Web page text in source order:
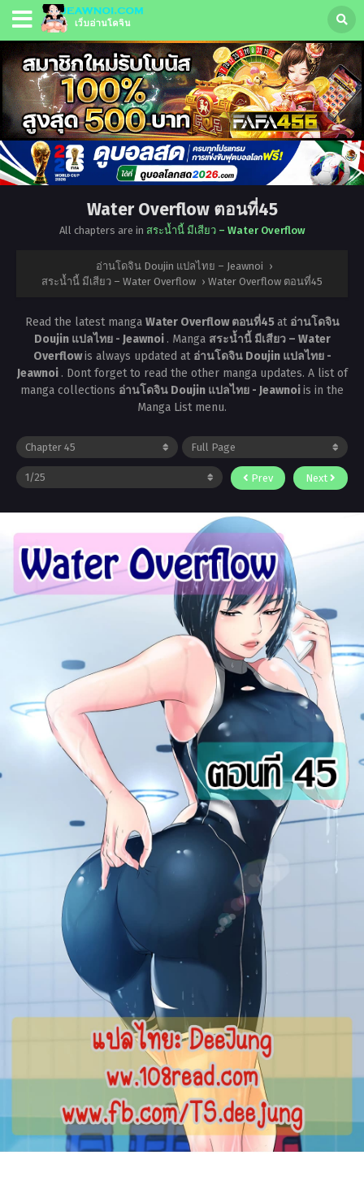
Water Overflow ตอนที่45
All chapters are in สระน้ำนี้ มีเสียว – Water Overflow
อ่านโดจิน Doujin แปลไทย – Jeawnoi ›
สระน้ำนี้ มีเสียว – Water Overflow › Water Overflow ตอนที่45
Read the latest manga Water Overflow ตอนที่45at อ่านโดจิน
Doujin แปลไทย - Jeawnoi . Manga สระน้ำนี้ มีเสียว – Water
Overflowis always updated at อ่านโดจิน Doujin แปลไทย -
Jeawnoi . Dont forget to read the other manga updates. A list of
manga collections อ่านโดจิน Doujin แปลไทย - Jeawnoiis in the
Manga List menu.
Prev Next